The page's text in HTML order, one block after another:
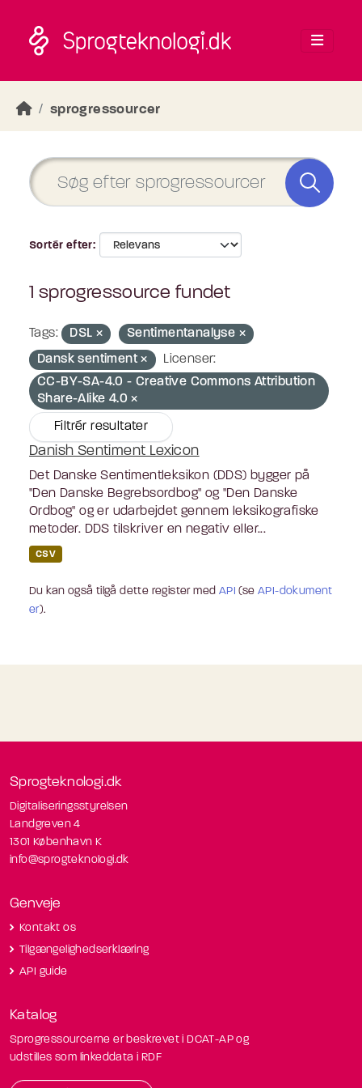
sprogressourcer
Sortér efter
1 sprogressource fundet
Tags: DSL
Sentimentanalyse
Dansk sentiment
Licenser:
CC-BY-SA-4.0 - Creative Commons Attribution
Share-Alike 4.0
Filtrér resultater
Danish Sentiment Lexicon
Det Danske Sentimentleksikon (DDS) bygger på
"Den Danske Begrebsordbog" og "Den Danske
Ordbog" og er udarbejdet gennem leksikografiske
metoder. DDS tilskriver en negativ eller...
CSV
Du kan også tilgå dette register med API (seAPI-dokument
er).
Sprogteknologi.dk
Digitaliseringsstyrelsen
Landgreven 4
1301 København K
info@sprogteknologi.dk
Genveje
Kontakt os
Tilgængelighedserklæring
API guide
Katalog
Sprogressourcerne er beskrevet i DCAT-AP og
udstilles som linkeddata i RDF